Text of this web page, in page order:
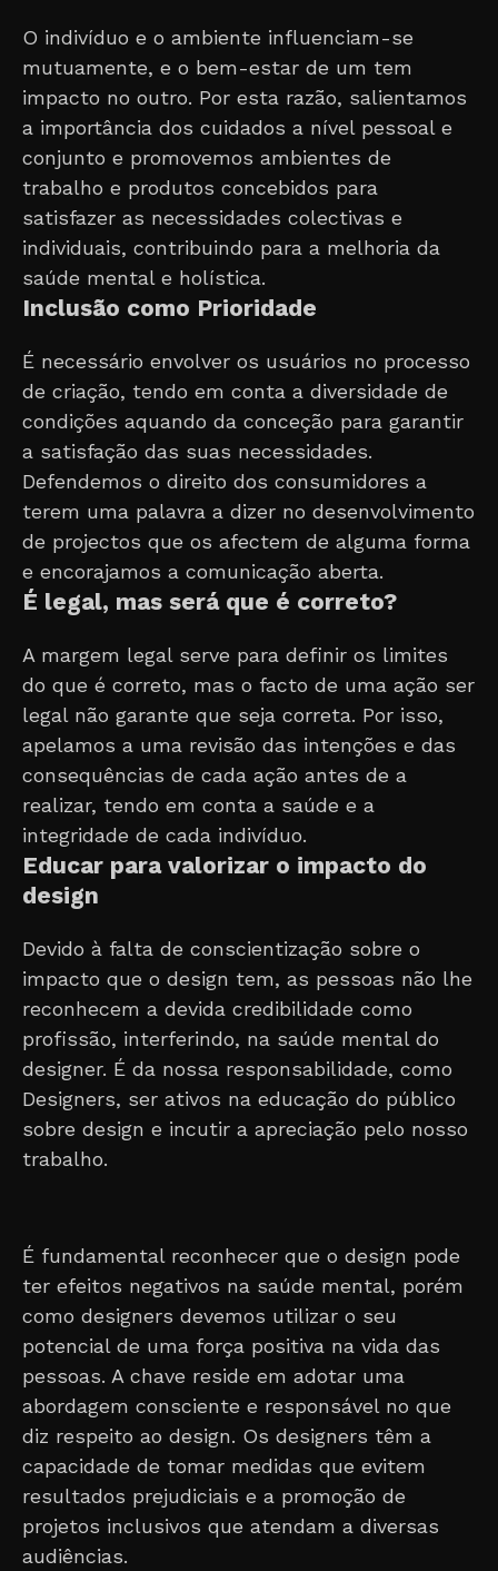
O indivíduo e o ambiente influenciam-se
mutuamente, e o bem-estar de um tem
impacto no outro. Por esta razão, salientamos
a importância dos cuidados a nível pessoal e
conjunto e promovemos ambientes de
trabalho e produtos concebidos para
satisfazer as necessidades colectivas e
individuais, contribuindo para a melhoria da
saúde mental e holística.
Inclusão como Prioridade
É necessário envolver os usuários no processo
de criação, tendo em conta a diversidade de
condições aquando da conceção para garantir
a satisfação das suas necessidades.
Defendemos o direito dos consumidores a
terem uma palavra a dizer no desenvolvimento
de projectos que os afectem de alguma forma
e encorajamos a comunicação aberta.
É legal, mas será que é correto?
A margem legal serve para definir os limites
do que é correto, mas o facto de uma ação ser
legal não garante que seja correta. Por isso,
apelamos a uma revisão das intenções e das
consequências de cada ação antes de a
realizar, tendo em conta a saúde e a
integridade de cada indivíduo.
Educar para valorizar o impacto do
design
Devido à falta de conscientização sobre o
impacto que o design tem, as pessoas não lhe
reconhecem a devida credibilidade como
profissão, interferindo, na saúde mental do
designer. É da nossa responsabilidade, como
Designers, ser ativos na educação do público
sobre design e incutir a apreciação pelo nosso
trabalho.
É fundamental reconhecer que o design pode
ter efeitos negativos na saúde mental, porém
como designers devemos utilizar o seu
potencial de uma força positiva na vida das
pessoas. A chave reside em adotar uma
abordagem consciente e responsável no que
diz respeito ao design. Os designers têm a
capacidade de tomar medidas que evitem
resultados prejudiciais e a promoção de
projetos inclusivos que atendam a diversas
audiências.